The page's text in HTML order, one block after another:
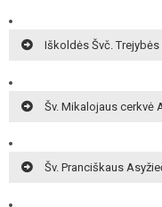
Iškoldės Švč. Trejybės
Šv. Mikalojaus cerkvė
Šv. Pranciškaus